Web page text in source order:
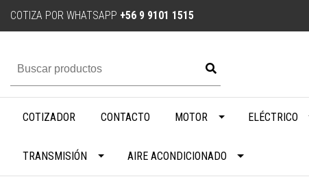
COTIZA POR WHATSAPP +56 9 9101 1515
COTIZADOR CONTACTO MOTOR ELÉCTRICO
TRANSMISIÓN AIRE ACONDICIONADO